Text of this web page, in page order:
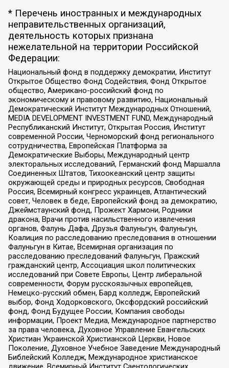
* Перечень иностранных и международных
неправительственных организаций,
деятельность которых признана
нежелательной на территории Российской
Федерации:
Национальный фонд в поддержку демократии, Институт
Открытое Общество Фонд Содействия, Фонд Открытое
общество, Американо-российский фонд по
экономическому и правовому развитию, Национальный
Демократический Институт Международных Отношений,
MEDIA DEVELOPMENT INVESTMENT FUND, Международный
Республиканский Институт, Открытая Россия, Институт
современной России, Черноморский фонд регионального
сотрудничества, Европейская Платформа за
Демократические Выборы, Международный центр
электоральных исследований, Германский фонд Маршалла
Соединенных Штатов, Тихоокеанский центр защиты
окружающей среды и природных ресурсов, Свободная
Россия, Всемирный конгресс украинцев, Атлантический
совет, Человек в беде, Европейский фонд за демократию,
Джеймстаунский фонд, Прожект Хармони, Родники
дракона, Врачи против насильственного извлечения
органов, Фалунь Дафа, Друзья Фалуньгун, Фалуньгун,
Коалиция по расследованию преследования в отношении
Фалуньгун в Китае, Всемирная организация по
расследованию преследований Фалуньгун, Пражский
гражданский центр, Ассоциация школ политических
исследований при Совете Европы, Центр либеральной
современности, Форум русскоязычных европейцев,
Немецко-русский обмен, Бард колледж, Европейский
выбор, Фонд Ходорковского, Оксфордский российский
фонд, Фонд Будущее России, Компания свободы
информации, Проект Медиа, Международное партнерство
за права человека, Духовное Управление Евангельских
Христиан Украинской Христианской Церкви, Новое
Поколение, Духовное Учебное Заведение Международный
Библейский Колледж, Международное христианское